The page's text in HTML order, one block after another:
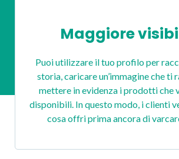
Maggiore
Puoi utilizzare il tuo profilo per
storia, caricare un’immagine che ti
mettere in evidenza i prodotti che
disponibili. In questo modo, i clienti
cosa offri prima ancora di